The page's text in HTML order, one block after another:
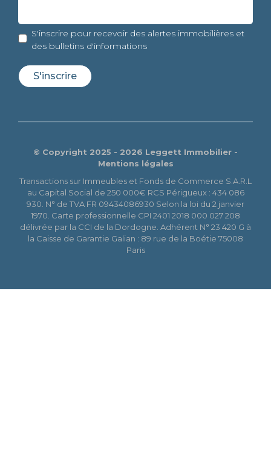
S'inscrire pour recevoir des alertes immobilières et
des bulletins d'informations
S'inscrire
© Copyright 2025 - 2026 Leggett Immobilier -
Mentions légales
Transactions sur Immeubles et Fonds de Commerce S.A.R.L
au Capital Social de 250 000€ RCS Périgueux : 434 086
930. N° de TVA FR 09434086930 Selon la loi du 2 janvier
1970. Carte professionnelle CPI 2401 2018 000 027 208
délivrée par la CCI de la Dordogne. Adhérent N° 23 420 G à
la Caisse de Garantie Galian : 89 rue de la Boétie 75008
Paris